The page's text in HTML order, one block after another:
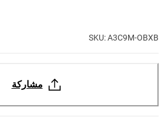
SKU: A3C9M-OBXB
مشاركة